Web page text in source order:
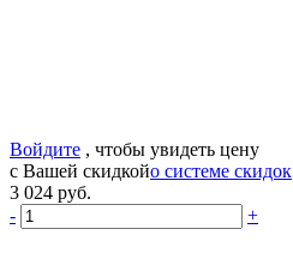
Войдите , чтобы увидеть цену
с Вашей скидкойо системе скидок
3 024 руб.
-
+